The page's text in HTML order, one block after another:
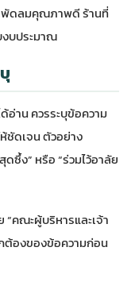
พัดลมคุณภาพดี ร้านที่
งบประมาณ
อ่าน ควรระบุข้อความ
ชัดเจน ตัวอย่าง
ซึ้ง” หรือ “ร่วมไว้อาลัย
คณะผู้บริหารและเจ้า
ต้องของข้อความก่อน